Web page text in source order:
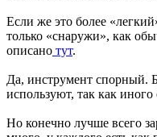
Если же это более
только «снаружи», как
описано тут.
Да, инструмент спорный.
используют, так как
Но конечно лучше всего